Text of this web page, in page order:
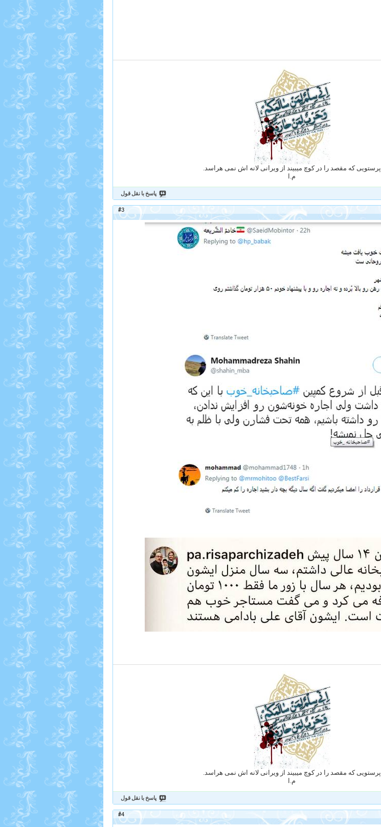
پرستویی که مقصد را در کوچ میبیند از ویرانی لانه اش نمی هراسد.
م.ا
پاسخ با نقل قول
#3
پرستویی که مقصد را در کوچ میبیند از ویرانی لانه اش نمی هراسد.
م.ا
پاسخ با نقل قول
#4